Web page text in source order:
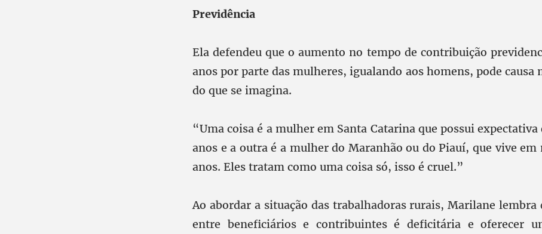
Previdência
Ela defendeu que o aumento no tempo de contribuição
anos por parte das mulheres, igualando aos homens, pode causa
do que se imagina.
“Uma coisa é a mulher em Santa Catarina que possui expectativa
anos e a outra é a mulher do Maranhão ou do Piauí, que vive em
anos. Eles tratam como uma coisa só, isso é cruel.”
Ao abordar a situação das trabalhadoras rurais, Marilane lembra
entre beneficiários e contribuintes é deficitária e oferecer